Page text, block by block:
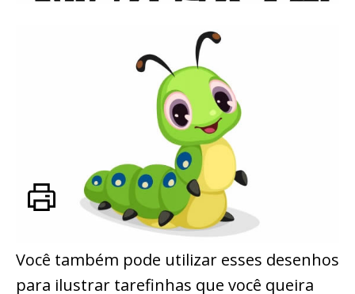
Você também pode utilizar esses desenhos
para ilustrar tarefinhas que você queira